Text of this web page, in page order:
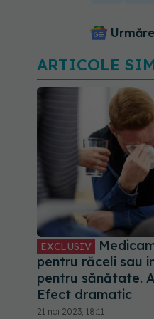
ARTICOLE
EXCLUSIV
pentru răceli sau
pentru sănătate.
Efect dramatic
21 noi 2023, 18:11